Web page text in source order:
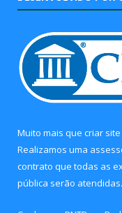
Muito mais que criar site
Realizamos uma
contrato que todas as
pública serão atendidas.